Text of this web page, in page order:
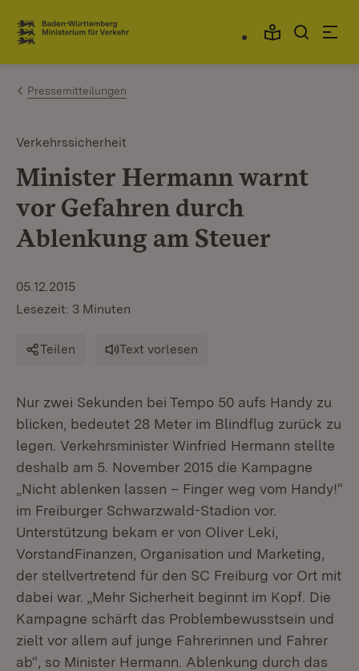
Zum Inhalt springen
Link zur Startseite
Pressemitteilungen
Verkehrssicherheit
Minister Hermann warnt
vor Gefahren durch
Ablenkung am Steuer
05.12.2015
Lesezeit: 3 Minuten
Teilen Text vorlesen
Nur zwei Sekunden bei Tempo 50 aufs Handy zu
blicken, bedeutet 28 Meter im Blindflug zurück zu
legen. Verkehrsminister Winfried Hermann stellte
deshalb am 5. November 2015 die Kampagne
„Nicht ablenken lassen – Finger weg vom Handy!“
im Freiburger Schwarzwald-Stadion vor.
Unterstützung bekam er von Oliver Leki,
VorstandFinanzen, Organisation und Marketing,
der stellvertretend für den SC Freiburg vor Ort mit
dabei war. „Mehr Sicherheit beginnt im Kopf. Die
Kampagne schärft das Problembewusstsein und
zielt vor allem auf junge Fahrerinnen und Fahrer
ab“, so Minister Hermann. Ablenkung durch das